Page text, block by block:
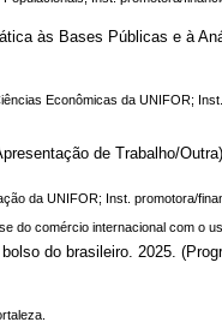
às Bases Públicas e à
Econômicas da UNIFOR;
de Trabalho/
da UNIFOR; Inst. promotora/
do comércio internacional com o
do brasileiro. 2025.